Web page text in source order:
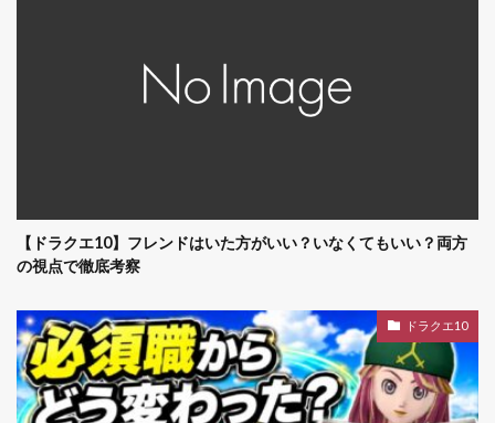
【ドラクエ10】フレンドはいた方がいい？いなくてもいい？両方
の視点で徹底考察
ドラクエ10